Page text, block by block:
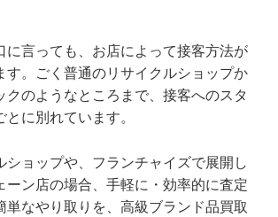
に言っても、お店によって接客方法が
す。ごく普通のリサイクルショップか
クのようなところまで、接客へのスタ
とに別れています。
ショップや、フランチャイズで展開し
ーン店の場合、手軽に・効率的に査定
単なやり取りを、高級ブランド品買取